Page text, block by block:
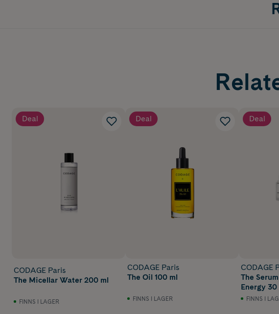
Hyaluronic Acid High Molecular
Green Microalgae - Scenedesmus,
Deal
CODAGE Paris
The Micellar Water 200 ml
FINNS I LAGER
Deal
CODAGE Paris
The Oil 100 ml
FINNS I LAGER
Deal
CODAGE
The
Energy 30
FINNS I